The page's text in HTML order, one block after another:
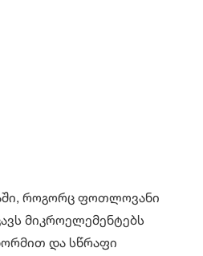
როგორც ფოთლოვანი
მიკროელემენტებს
და სწრაფი